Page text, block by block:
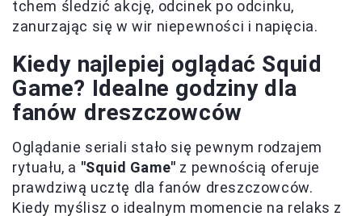
tchem śledzić akcję, odcinek po odcinku,
zanurzając się w wir niepewności i napięcia.
Kiedy najlepiej oglądać Squid
Game? Idealne godziny dla
fanów dreszczowców
Oglądanie seriali stało się pewnym rodzajem
rytuału, a "Squid Game" z pewnością oferuje
prawdziwą ucztę dla fanów dreszczowców.
Kiedy myślisz o idealnym momencie na relaks z